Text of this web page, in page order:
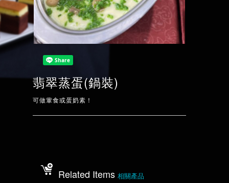
翡翠蒸蛋(鍋裝)
可做葷食或蛋奶素！
Related Items 相關產品